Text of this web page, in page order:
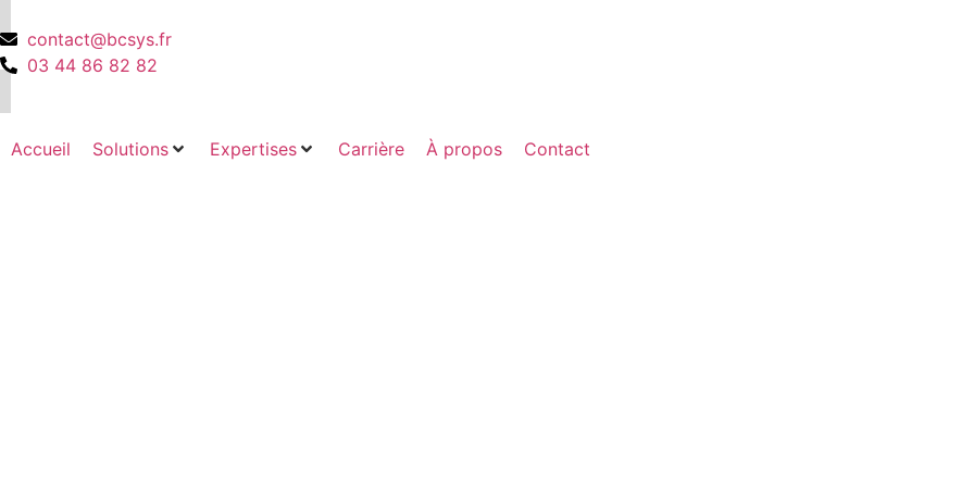
contact@bcsys.fr
03 44 86 82 82
Accueil Solutions Expertises Carrière À propos Contact